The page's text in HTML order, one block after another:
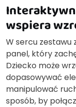
wspiera
W sercu zestawu
panel, który
Dziecko może
dopasowywać
manipulować
sposób, by